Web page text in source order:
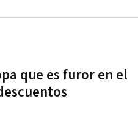
que es furor en el